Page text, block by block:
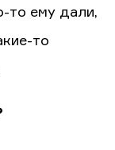
то ему дали,
то